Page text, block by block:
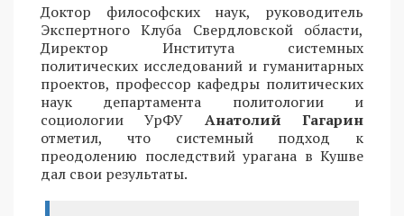
Доктор философских наук, руководитель
Экспертного Клуба Свердловской области,
Директор Института системных
политических исследований и гуманитарных
проектов, профессор кафедры политических
наук департамента политологии и
социологии УрФУ Анатолий Гагарин
отметил, что системный подход к
преодолению последствий урагана в Кушве
дал свои результаты.